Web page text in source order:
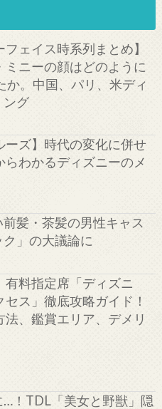
フェイス時系列まとめ】
ミニーの顔はどのように
か。中国、パリ、米ディ
ング
ーズ】時代の変化に併せ
らわかるディズニーのメ
髪・茶髪の男性キャス
」の大議論に
有料指定席「ディズニ
ス」徹底攻略ガイド！
法、鑑賞エリア、デメリ
…！TDL「美女と野獣」隠